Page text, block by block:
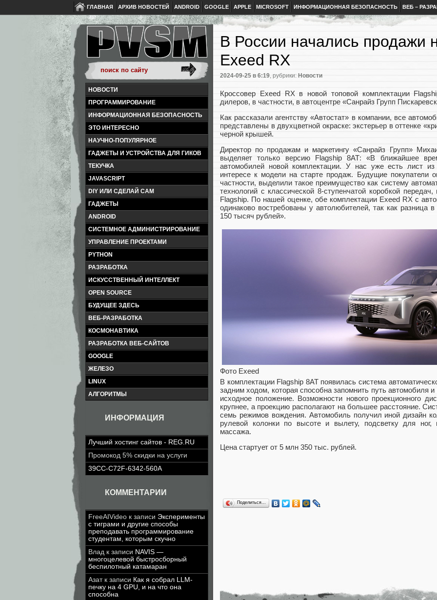
ГЛАВНАЯ АРХИВ НОВОСТЕЙ ANDROID GOOGLE APPLE MICROSOFT ИНФОРМАЦИОННАЯ БЕЗОПАСНОСТЬ ВЕБ –
НОВОСТИ
ПРОГРАММИРОВАНИЕ
ИНФОРМАЦИОННАЯ БЕЗОПАСНОСТЬ
ЭТО ИНТЕРЕСНО
НАУЧНО-ПОПУЛЯРНОЕ
ГАДЖЕТЫ И УСТРОЙСТВА ДЛЯ ГИКОВ
ТЕКУЧКА
JAVASCRIPT
DIY ИЛИ СДЕЛАЙ САМ
ГАДЖЕТЫ
ANDROID
СИСТЕМНОЕ АДМИНИСТРИРОВАНИЕ
УПРАВЛЕНИЕ ПРОЕКТАМИ
PYTHON
РАЗРАБОТКА
ИСКУССТВЕННЫЙ ИНТЕЛЛЕКТ
OPEN SOURCE
БУДУЩЕЕ ЗДЕСЬ
ВЕБ-РАЗРАБОТКА
КОСМОНАВТИКА
РАЗРАБОТКА ВЕБ-САЙТОВ
GOOGLE
ЖЕЛЕЗО
LINUX
АЛГОРИТМЫ
ИНФОРМАЦИЯ
Лучший хостинг сайтов - REG.RU
Промокод 5% скидки на услуги
39CC-C72F-6342-560A
КОММЕНТАРИИ
FreeAIVideo к записи Эксперименты
с тиграми и другие способы
преподавать программирование
студентам, которым скучно
Влад к записи NAVIS —
многоцелевой быстросборный
беспилотный катамаран
Азатк записи Как я собрал LLM-
печку на 4 GPU, и на что она
способна
В России начались продажи
Exeed RX
2024-09-25 в 6:19, рубрики: Новости
Кроссовер Exeed RX в новой топовой комплектации
дилеров, в частности, в автоцентре «Санрайз Групп
Как рассказали агентству «Автостат» в компании, все
представлены в двухцветной окраске: экстерьер в оттенке
черной крышей.
Директор по продажам и маркетингу «Санрайз Групп»
выделяет только версию Flagship 8АТ: «В ближайшее
автомобилей новой комплектации. У нас уже есть лист
интересе к модели на старте продаж. Будущие покупатели
частности, выделили такое преимущество как систему
технологий с классической 8-ступенчатой коробкой
Flagship. По нашей оценке, обе комплектации Exeed RX с
одинаково востребованы у автолюбителей, так как разница
150 тысяч рублей».
Фото Exeed
В комплектации Flagship 8AT появилась система
задним ходом, которая способна запомнить путь автомобиля
исходное положение. Возможности нового проекционного
крупнее, а проекцию располагают на большее расстояние.
семь режимов вождения. Автомобиль получил иной дизайн
рулевой колонки по высоте и вылету, подсветку для ног,
массажа.
Цена стартует от 5 млн 350 тыс. рублей.
Поделиться…